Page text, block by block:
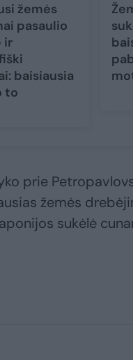
žemės
pasaulio
ir
baisiausia
to
prie
žemės
sukėlė